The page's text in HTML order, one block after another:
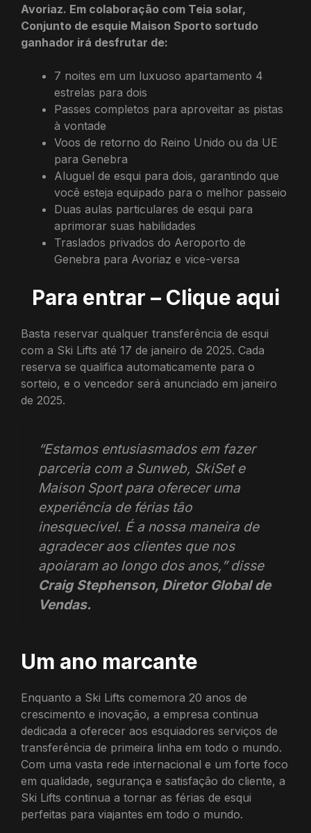
Avoriaz. Em colaboração com Teia solar,
Conjunto de esquie Maison Sporto sortudo
ganhador irá desfrutar de:
7 noites em um luxuoso apartamento 4
estrelas para dois
Passes completos para aproveitar as pistas
à vontade
Voos de retorno do Reino Unido ou da UE
para Genebra
Aluguel de esqui para dois, garantindo que
você esteja equipado para o melhor passeio
Duas aulas particulares de esqui para
aprimorar suas habilidades
Traslados privados do Aeroporto de
Genebra para Avoriaz e vice-versa
Para entrar – Clique aqui
Basta reservar qualquer transferência de esqui
com a Ski Lifts até 17 de janeiro de 2025. Cada
reserva se qualifica automaticamente para o
sorteio, e o vencedor será anunciado em janeiro
de 2025.
“Estamos entusiasmados em fazer
parceria com a Sunweb, SkiSet e
Maison Sport para oferecer uma
experiência de férias tão
inesquecível. É a nossa maneira de
agradecer aos clientes que nos
apoiaram ao longo dos anos,”disse
Craig Stephenson, Diretor Global de
Vendas.
Um ano marcante
Enquanto a Ski Lifts comemora 20 anos de
crescimento e inovação, a empresa continua
dedicada a oferecer aos esquiadores serviços de
transferência de primeira linha em todo o mundo.
Com uma vasta rede internacional e um forte foco
em qualidade, segurança e satisfação do cliente, a
Ski Lifts continua a tornar as férias de esqui
perfeitas para viajantes em todo o mundo.